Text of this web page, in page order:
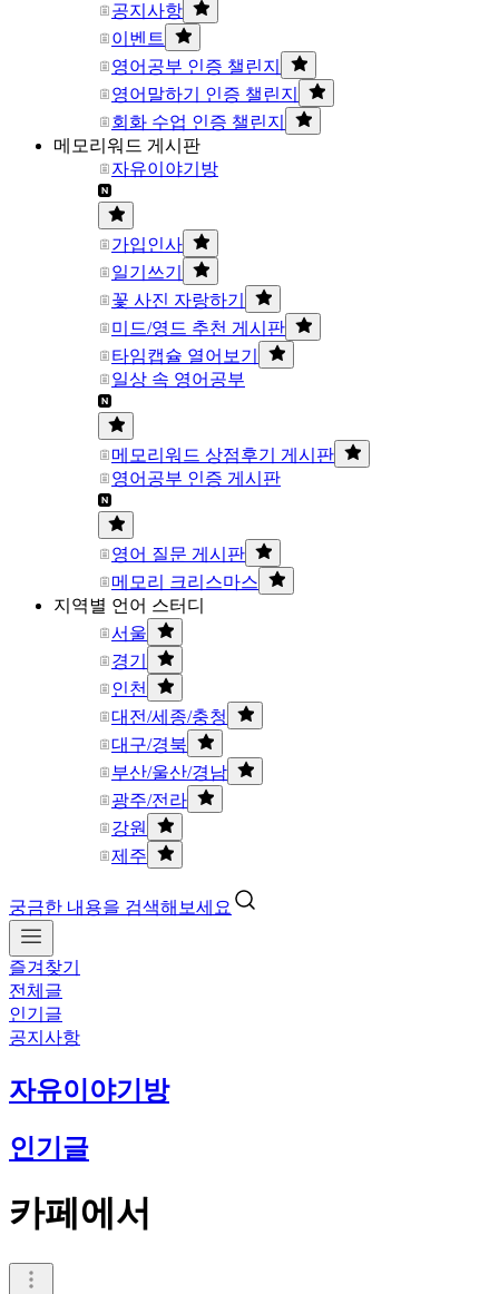
공지사항
이벤트
영어공부 인증 챌린지
영어말하기 인증 챌린지
회화 수업 인증 챌린지
메모리워드 게시판
자유이야기방
가입인사
일기쓰기
꽃 사진 자랑하기
미드/영드 추천 게시판
타임캡슐 열어보기
일상 속 영어공부
메모리워드 상점후기 게시판
영어공부 인증 게시판
영어 질문 게시판
메모리 크리스마스
지역별 언어 스터디
서울
경기
인천
대전/세종/충청
대구/경북
부산/울산/경남
광주/전라
강원
제주
궁금한 내용을 검색해보세요
즐겨찾기
전체글
인기글
공지사항
자유이야기방
인기글
카페에서